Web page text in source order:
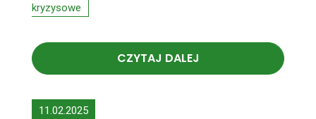
kryzysowe
CZYTAJ DALEJ
11.02.2025